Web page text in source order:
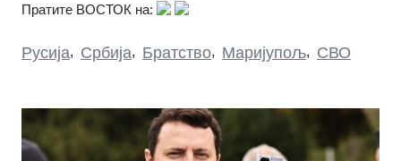
Пратите ВОСТОК на:
Русија, Србија, Братство, Маријупољ, СВО